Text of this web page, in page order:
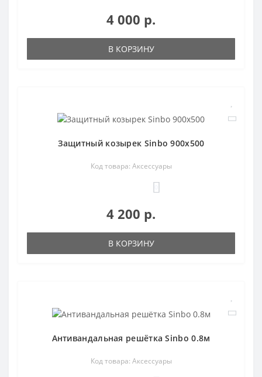
4 000 р.
В КОРЗИНУ
Защитный козырек Sinbo 900х500
Код товара: Аксессуары
4 200 р.
В КОРЗИНУ
Антивандальная решётка Sinbo 0.8м
Код товара: Аксессуары